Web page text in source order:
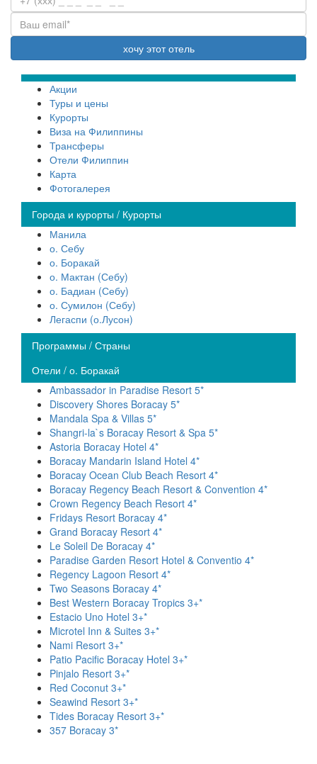
Акции
Туры и цены
Курорты
Виза на Филиппины
Трансферы
Отели Филиппин
Карта
Фотогалерея
Города и курорты / Курорты
Манила
о. Себу
о. Боракай
о. Мактан (Себу)
о. Бадиан (Себу)
о. Сумилон (Себу)
Легаспи (о.Лусон)
Программы / Страны
Отели / о. Боракай
Ambassador in Paradise Resort 5*
Discovery Shores Boracay 5*
Mandala Spa & Villas 5*
Shangri-la`s Boracay Resort & Spa 5*
Astoria Boracay Hotel 4*
Boracay Mandarin Island Hotel 4*
Boracay Ocean Club Beach Resort 4*
Boracay Regency Beach Resort & Convention 4*
Crown Regency Beach Resort 4*
Fridays Resort Boracay 4*
Grand Boracay Resort 4*
Le Soleil De Boracay 4*
Paradise Garden Resort Hotel & Conventio 4*
Regency Lagoon Resort 4*
Two Seasons Boracay 4*
Best Western Boracay Tropics 3+*
Estacio Uno Hotel 3+*
Microtel Inn & Suites 3+*
Nami Resort 3+*
Patio Pacific Boracay Hotel 3+*
Pinjalo Resort 3+*
Red Coconut 3+*
Seawind Resort 3+*
Tides Boracay Resort 3+*
357 Boracay 3*